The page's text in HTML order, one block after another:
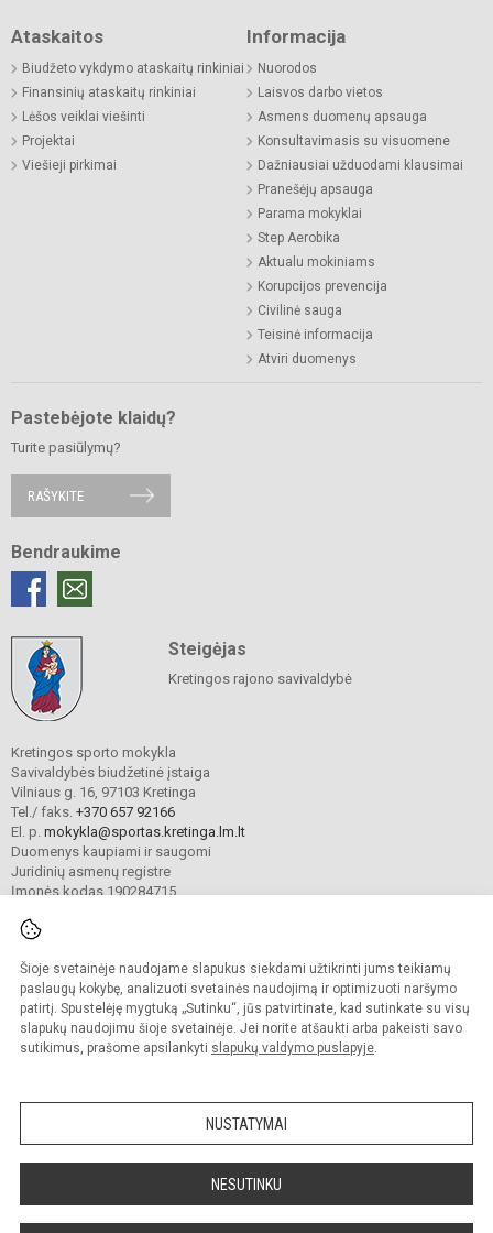
Šioje svetainėje naudojame slapukus siekdami užtikrinti jums teikiamų
paslaugų kokybę, analizuoti svetainės naudojimą ir optimizuoti naršymo
patirtį. Spustelėję mygtuką „Sutinku“, jūs patvirtinate, kad sutinkate su visų
slapukų naudojimu šioje svetainėje. Jei norite atšaukti arba pakeisti savo
sutikimus, prašome apsilankyti slapukų valdymo puslapyje.
NUSTATYMAI
NESUTINKU
Ataskaitos
Biudžeto vykdymo ataskaitų rinkiniai
Finansinių ataskaitų rinkiniai
Lėšos veiklai viešinti
Projektai
Viešieji pirkimai
Informacija
Nuorodos
Laisvos darbo vietos
Asmens duomenų apsauga
Konsultavimasis su visuomene
Dažniausiai užduodami klausimai
Pranešėjų apsauga
Parama mokyklai
Step Aerobika
Aktualu mokiniams
Korupcijos prevencija
Civilinė sauga
Teisinė informacija
Atviri duomenys
Pastebėjote klaidų?
Turite pasiūlymų?
RAŠYKITE
Bendraukime
Steigėjas
Kretingos rajono savivaldybė
Kretingos sporto mokykla
Savivaldybės biudžetinė įstaiga
Vilniaus g. 16, 97103 Kretinga
Tel./ faks. +370 657 92166
El. p. mokykla@sportas.kretinga.lm.lt
Duomenys kaupiami ir saugomi
Juridinių asmenų registre
Įmonės kodas 190284715
© 2021. Kretingos sporto mokykla. Visos teisės saugomos.
Kopijuoti turinį be raštiško gimnazijos sutikimo griežtai draudžiama.
Prieinamumo paraiška Slapukų valdymas
Sumanus būdas atnaujinti